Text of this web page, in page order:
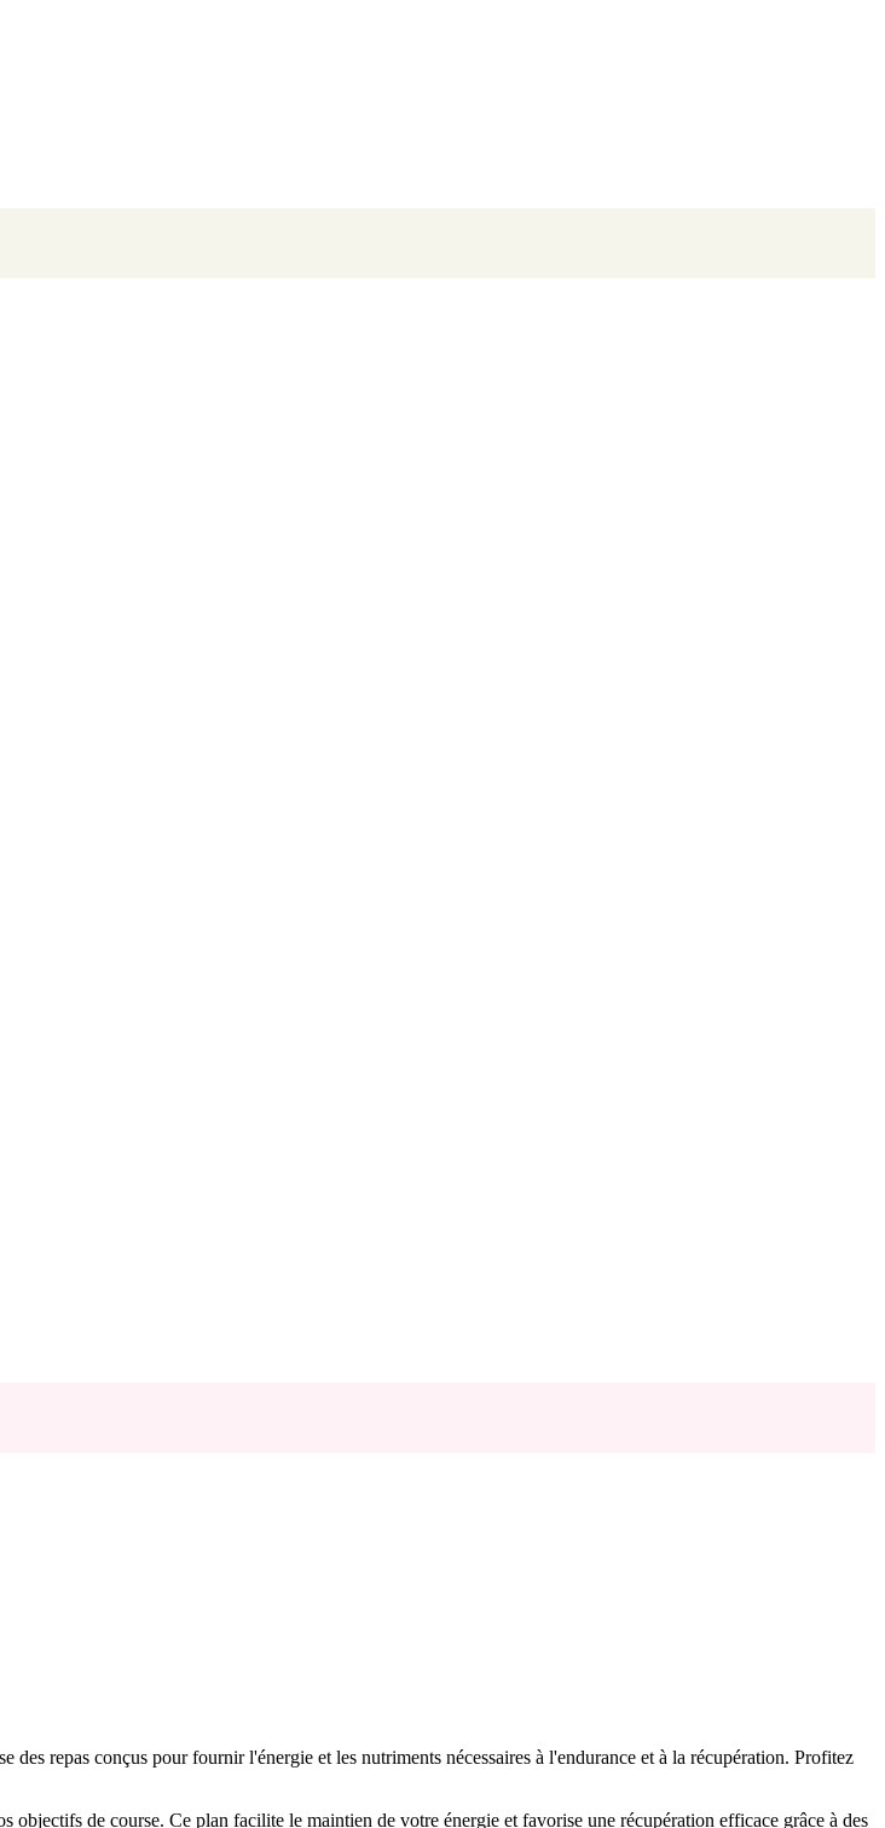
des repas conçus pour fournir l'énergie et les nutriments nécessaires à l'endurance et à la récupération. Profitez
de course. Ce plan facilite le maintien de votre énergie et favorise une récupération efficace grâce à des